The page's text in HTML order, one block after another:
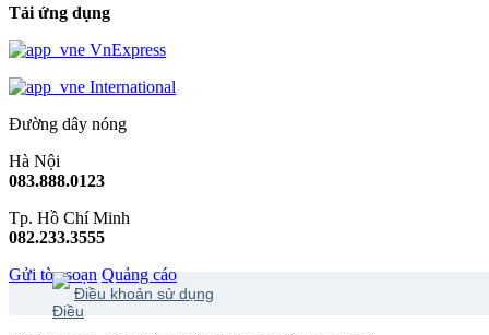
Tải ứng dụng
VnExpress
International
Đường dây nóng
Hà Nội
083.888.0123
Tp. Hồ Chí Minh
082.233.3555
Gửi tòa soạn Quảng cáo
Điều khoản sử dụng